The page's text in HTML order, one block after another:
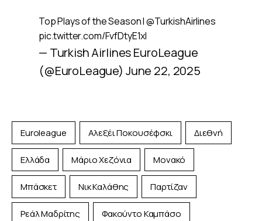
Top Plays of the Season I@TurkishAirlines
pic.twitter.com/FvfDtyE1xl
— Turkish Airlines EuroLeague
(@EuroLeague) June 22, 2025
Euroleague Αλεξέι Ποκουσέφσκι Διεθνή
Ελλάδα Μάριο Χεζόνια Μονακό
Μπάσκετ Νικ Καλάθης Παρτίζαν
Ρεάλ Μαδρίτης Φακούντο Καμπάσο